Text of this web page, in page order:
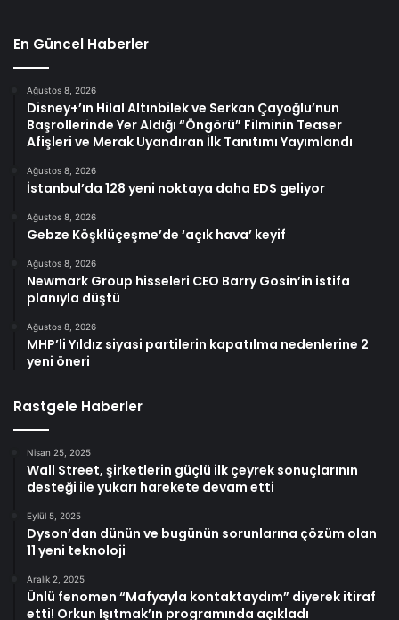
En Güncel Haberler
Ağustos 8, 2026
Disney+’ın Hilal Altınbilek ve Serkan Çayoğlu’nun
Başrollerinde Yer Aldığı “Öngörü” Filminin Teaser
Afişleri ve Merak Uyandıran İlk Tanıtımı Yayımlandı
Ağustos 8, 2026
İstanbul’da 128 yeni noktaya daha EDS geliyor
Ağustos 8, 2026
Gebze Köşklüçeşme’de ‘açık hava’ keyif
Ağustos 8, 2026
Newmark Group hisseleri CEO Barry Gosin’in istifa
planıyla düştü
Ağustos 8, 2026
MHP’li Yıldız siyasi partilerin kapatılma nedenlerine 2
yeni öneri
Rastgele Haberler
Nisan 25, 2025
Wall Street, şirketlerin güçlü ilk çeyrek sonuçlarının
desteği ile yukarı harekete devam etti
Eylül 5, 2025
Dyson’dan dünün ve bugünün sorunlarına çözüm olan
11 yeni teknoloji
Aralık 2, 2025
Ünlü fenomen “Mafyayla kontaktaydım” diyerek itiraf
etti! Orkun Işıtmak’ın programında açıkladı